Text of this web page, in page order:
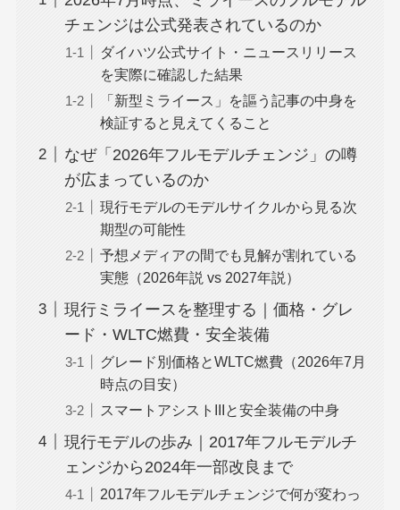
チェンジは公式発表されているのか
ダイハツ公式サイト・ニュースリリース
を実際に確認した結果
「新型ミライース」を謳う記事の中身を
検証すると見えてくること
なぜ「2026年フルモデルチェンジ」の噂
が広まっているのか
現行モデルのモデルサイクルから見る次
期型の可能性
予想メディアの間でも見解が割れている
実態（2026年説 vs 2027年説）
現行ミライースを整理する｜価格・グレ
ード・WLTC燃費・安全装備
グレード別価格とWLTC燃費（2026年7月
時点の目安）
スマートアシストIIIと安全装備の中身
現行モデルの歩み｜2017年フルモデルチ
ェンジから2024年一部改良まで
2017年フルモデルチェンジで何が変わっ